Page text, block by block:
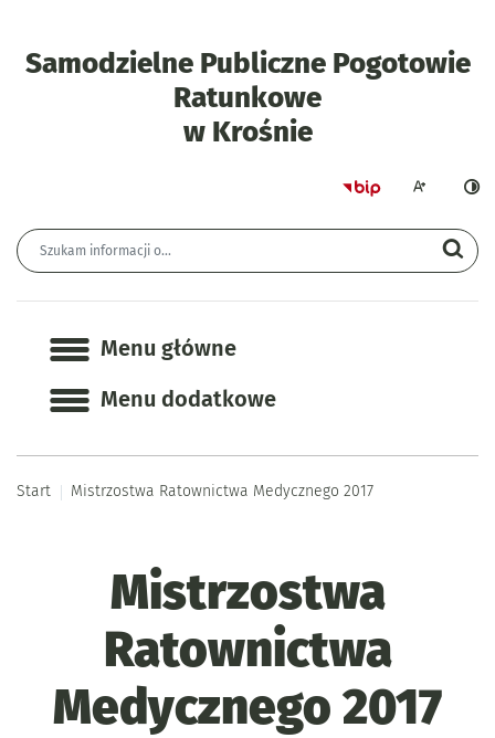
Samodzielne Publiczne Pogotowie
Ratunkowe
w Krośnie- Mistrzostwa
StronaWiększa
Wyszukiwarka
Menu główne
Menu główne
Menu dodatkowe
Start Mistrzostwa Ratownictwa Medycznego 2017
Mistrzostwa
Ratownictwa
Medycznego 2017